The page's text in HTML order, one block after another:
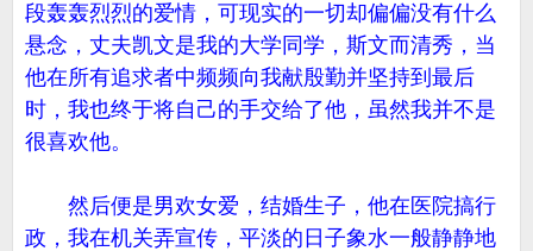
段轰轰烈烈的爱情，可现实的一切却偏偏没有什么
悬念，丈夫凯文是我的大学同学，斯文而清秀，当
他在所有追求者中频频向我献殷勤并坚持到最后
时，我也终于将自己的手交给了他，虽然我并不是
很喜欢他。
然后便是男欢女爱，结婚生子，他在医院搞行
政，我在机关弄宣传，平淡的日子象水一般静静地